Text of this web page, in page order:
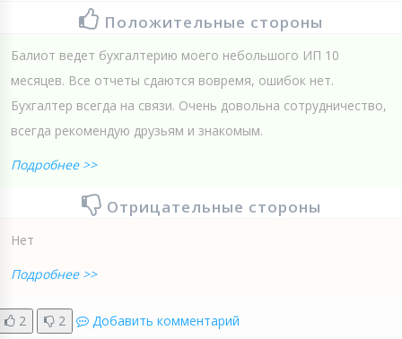
Положительные стороны
Балиот ведет бухгалтерию моего небольшого ИП 10
месяцев. Все отчеты сдаются вовремя, ошибок нет.
Бухгалтер всегда на связи. Очень довольна сотрудничество,
всегда рекомендую друзьям и знакомым.
Подробнее >>
Отрицательные стороны
Нет
Подробнее >>
2 2 Добавить комментарий